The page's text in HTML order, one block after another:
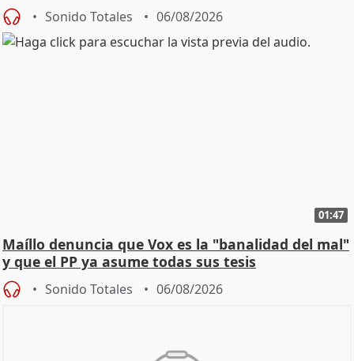
Sonido Totales 06/08/2026
01:47
Maíllo denuncia que Vox es la "banalidad del mal"
y que el PP ya asume todas sus tesis
Sonido Totales 06/08/2026